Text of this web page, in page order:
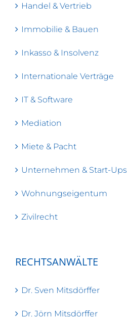
Handel & Vertrieb
Immobilie & Bauen
Inkasso & Insolvenz
Internationale Verträge
IT & Software
Mediation
Miete & Pacht
Unternehmen & Start-Ups
Wohnungseigentum
Zivilrecht
RECHTSANWÄLTE
Dr. Sven Mitsdörffer
Dr. Jörn Mitsdörffer